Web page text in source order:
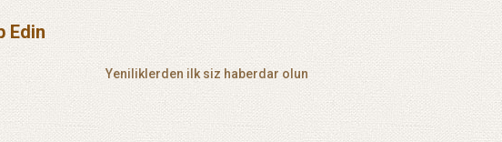
Edin
Yeniliklerden ilk siz haberdar olun